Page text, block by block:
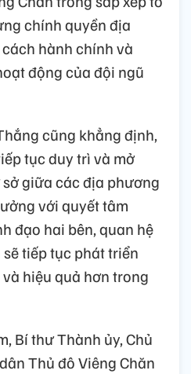
chính quyền địa
hành chính và
động của đội ngũ
cũng khẳng định,
tục duy trì và mở
giữa các địa phương
với quyết tâm
đạo hai bên, quan hệ
tiếp tục phát triển
hiệu quả hơn trong
Bí thư Thành ủy, Chủ
Thủ đô Viêng Chăn